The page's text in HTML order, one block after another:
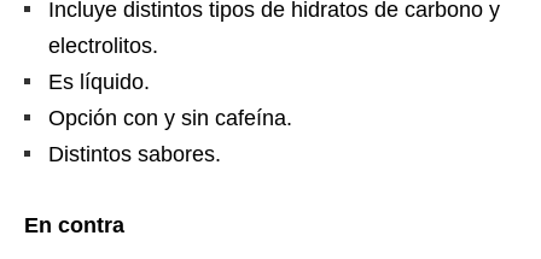
Incluye distintos tipos de hidratos de carbono y
electrolitos.
Es líquido.
Opción con y sin cafeína.
Distintos sabores.
En contra